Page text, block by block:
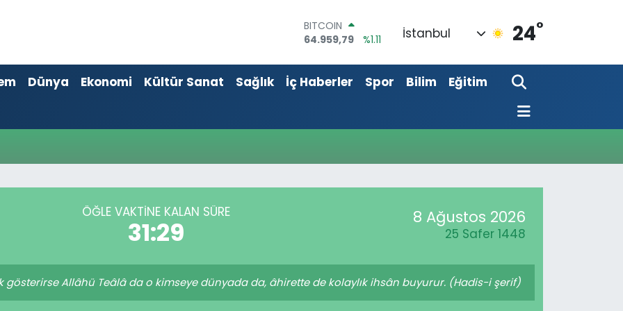
BITCOIN
64.959,79
%1.11
47,7436
%0.18
EURO
BİST100
İstanbul 24°
Dünya Ekonomi Kültür Sanat Sağlık İç Haberler Spor Bilim
Eğitim
ÖĞLE VAKTINE KALAN SÜRE
31:29 8 Ağustos 2026
25 Safer 1448
gösterirse Allâhü Teâlâ da o kimseye dünyada da, âhirette de kolaylık ihsân buyurur. (Hadis-i şerif)